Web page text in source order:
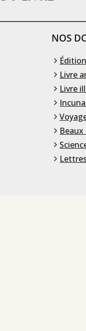
NOS
Livre
Livre